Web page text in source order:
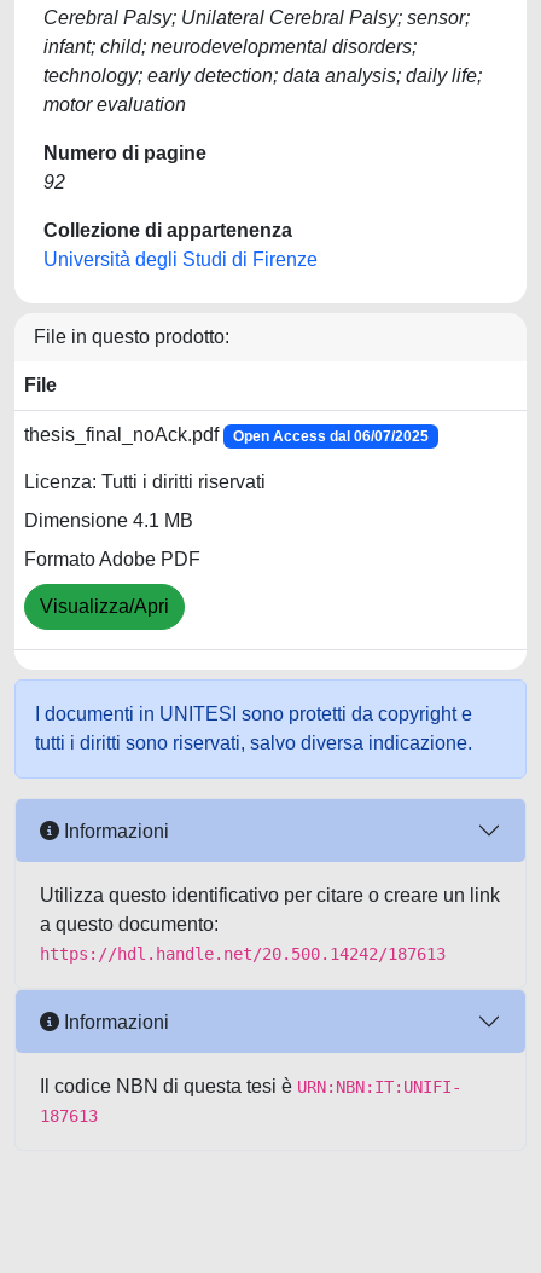
Cerebral Palsy; Unilateral Cerebral Palsy; sensor;
infant; child; neurodevelopmental disorders;
technology; early detection; data analysis; daily life;
motor evaluation
Numero di pagine
92
Collezione di appartenenza
Università degli Studi di Firenze
File in questo prodotto:
File
thesis_final_noAck.pdf Open Access dal 06/07/2025
Licenza: Tutti i diritti riservati
Dimensione 4.1 MB
Formato Adobe PDF
Visualizza/Apri
I documenti in UNITESI sono protetti da copyright e
tutti i diritti sono riservati, salvo diversa indicazione.
Informazioni
Utilizza questo identificativo per citare o creare un link
a questo documento:
https://hdl.handle.net/20.500.14242/187613
Informazioni
Il codice NBN di questa tesi è URN:NBN:IT:UNIFI-
187613